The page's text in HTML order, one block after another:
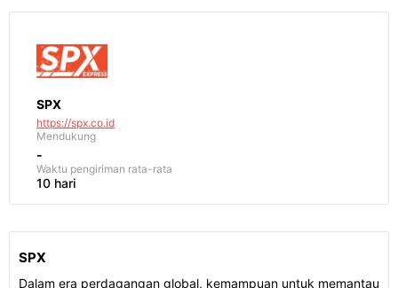
SPX
https://spx.co.id
Mendukung
-
Waktu pengiriman rata-rata
10 hari
SPX
Dalam era perdagangan global, kemampuan untuk memantau